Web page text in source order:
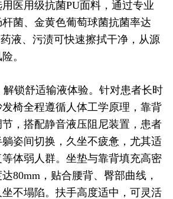
医用级抗菌PU面料，通过专业
菌、金黄色葡萄球菌抗菌率达
液、污渍可快速擦拭干净，从源
。
锁舒适输液体验。针对患者长时
椅全程遵循人体工学原理，靠背
，搭配静音液压阻尼装置，患者
姿间切换，久坐不疲惫，尤其适
体弱人群。坐垫与靠背填充高密
80mm，贴合腰背、臀部曲线，
不塌陷。扶手高度适中，可灵活